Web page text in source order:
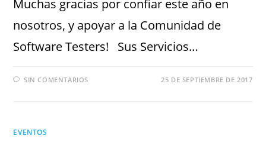
Muchas gracias por confiar este año en
nosotros, y apoyar a la Comunidad de
Software Testers! Sus Servicios…
SIN COMENTARIOS 25 DE SEPTIEMBRE DE 2017
EVENTOS